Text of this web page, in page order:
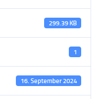
299.39 KB
1
16. September 2024